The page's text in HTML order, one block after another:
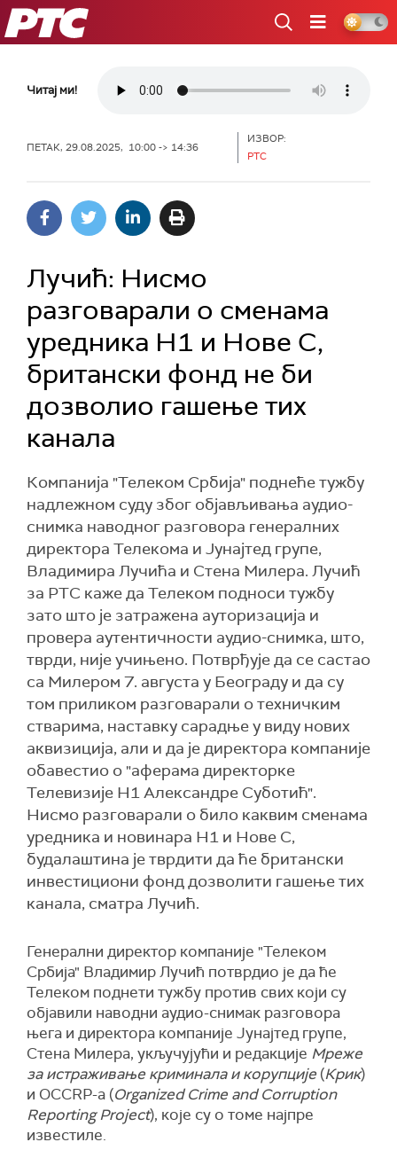
РТС
Читај ми!
ПЕТАК, 29.08.2025, 10:00 -> 14:36
ИЗВОР:
РТС
Лучић: Нисмо
разговарали о сменама
уредника Н1 и Нове С,
британски фонд не би
дозволио гашење тих
канала
Компанија "Телеком Србија" поднеће тужбу
надлежном суду због објављивања аудио-
снимка наводног разговора генералних
директора Телекома и Јунајтед групе,
Владимира Лучића и Стена Милера. Лучић
за РТС каже да Телеком подноси тужбу
зато што је затражена ауторизација и
провера аутентичности аудио-снимка, што,
тврди, није учињено. Потврђује да се састао
са Милером 7. августа у Београду и да су
том приликом разговарали о техничким
стварима, наставку сарадње у виду нових
аквизиција, али и да је директора компаније
обавестио о "аферама директорке
Телевизије Н1 Александре Суботић".
Нисмо разговарали о било каквим сменама
уредника и новинара Н1 и Нове С,
будалаштина је тврдити да ће британски
инвестициони фонд дозволити гашење тих
канала, сматра Лучић.
Генерални директор компаније "Телеком
Србија" Владимир Лучић потврдио је да ће
Телеком поднети тужбу против свих који су
објавили наводни аудио-снимак разговора
њега и директора компаније Јунајтед групе,
Стена Милера, укључујући и редакције Мреже
за истраживање криминала и корупције(Крик)
и OCCRP-a (Organized Crime and Corruption
Reporting Project), које су о томе најпре
известиле.